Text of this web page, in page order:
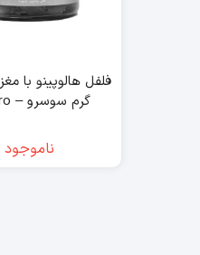
گرم سوسرو – sosero
ناموجود